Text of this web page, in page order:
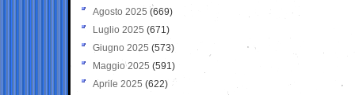
Agosto 2025 (669)
Luglio 2025 (671)
Giugno 2025 (573)
Maggio 2025 (591)
Aprile 2025 (622)